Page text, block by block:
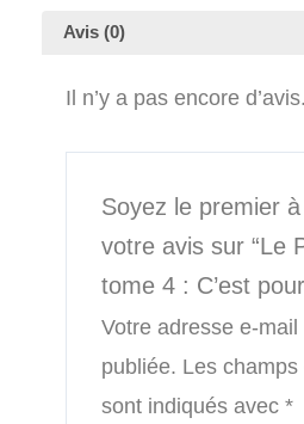
Avis (0)
Il n’y a pas encore d’avis.
Soyez le premier
votre avis sur “Le
tome 4 : C’est
Votre adresse e-
publiée. Les
sont indiqués avec*